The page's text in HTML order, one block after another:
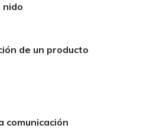
nido
de un producto
comunicación